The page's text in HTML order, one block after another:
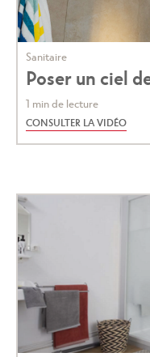
Sanitaire
Poser un ciel
1 min de lecture
CONSULTER LA VIDÉO